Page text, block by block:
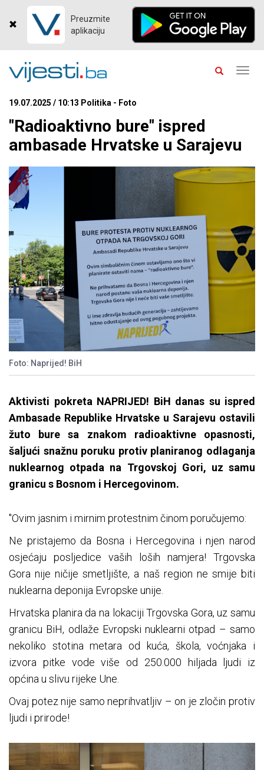
Preuzmite
aplikaciju
19.07.2025 / 10:13 Politika - Foto
"Radioaktivno bure" ispred
ambasade Hrvatske u Sarajevu
Foto: Naprijed! BiH
Aktivisti pokreta NAPRIJED! BiH danas su ispred
Ambasade Republike Hrvatske u Sarajevu ostavili
žuto bure sa znakom radioaktivne opasnosti,
šaljući snažnu poruku protiv planiranog odlaganja
nuklearnog otpada na Trgovskoj Gori, uz samu
granicu s Bosnom i Hercegovinom.
"Ovim jasnim i mirnim protestnim činom poručujemo:
Ne pristajemo da Bosna i Hercegovina i njen narod
osjećaju posljedice vaših loših namjera! Trgovska
Gora nije ničije smetljište, a naš region ne smije biti
nuklearna deponija Evropske unije.
Hrvatska planira da na lokaciji Trgovska Gora, uz samu
granicu BiH, odlaže Evropski nuklearni otpad – samo
nekoliko stotina metara od kuća, škola, voćnjaka i
izvora pitke vode više od 250.000 hiljada ljudi iz
općina u slivu rijeke Une.
Ovaj potez nije samo neprihvatljiv – on je zločin protiv
ljudi i prirode!